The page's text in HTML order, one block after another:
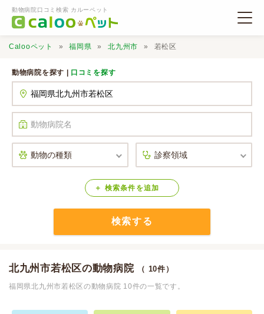
動物病院口コミ検索 カルーペット
口コミ検索
Calooペットとは？
Calooペット 福岡県 北九州市 若松区
動物病院を探す | 口コミを探す
検索条件 を追加
検索する
北九州市若松区の動物病院 （ 10件）
福岡県北九州市若松区の動物病院 10件の一覧です。